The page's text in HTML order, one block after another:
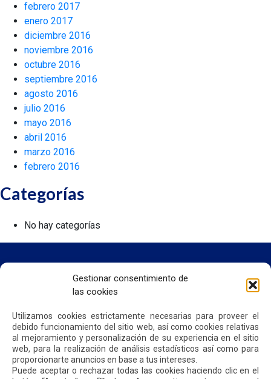
Gestionar consentimiento de
las cookies
Utilizamos cookies estrictamente necesarias para proveer el
debido funcionamiento del sitio web, así como cookies relativas
al mejoramiento y personalización de su experiencia en el sitio
web, para la realización de análisis estadísticos así como para
proporcionarte anuncios en base a tus intereses.
Puede aceptar o rechazar todas las cookies haciendo clic en el
febrero 2017
enero 2017
diciembre 2016
noviembre 2016
octubre 2016
septiembre 2016
agosto 2016
julio 2016
mayo 2016
abril 2016
marzo 2016
febrero 2016
Categorías
No hay categorías
SOSTENIBILIDAD
NOTICIAS
CONTÁCTENOS
POLÍTICA DE PRIVACIDAD POLÍTICA DE COOKIES